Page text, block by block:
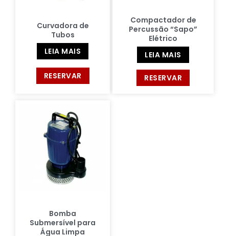
Curvadora de
Tubos
LEIA MAIS
RESERVAR
Compactador de
Percussão “Sapo”
Elétrico
LEIA MAIS
RESERVAR
Bomba
Submersível para
Água Limpa